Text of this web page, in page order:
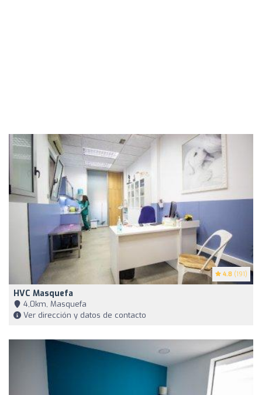
4.8 (191)
HVC Masquefa
4,0km, Masquefa
Ver dirección y datos de contacto